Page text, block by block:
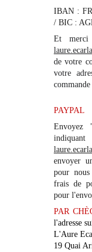
IBAN :
/ BIC :
​Et
de votre
votre
commande
PAYPAL
Envoyez
envoyer
pour
frais de
pour
PAR
l'adresse
L'Aure
19 Quai